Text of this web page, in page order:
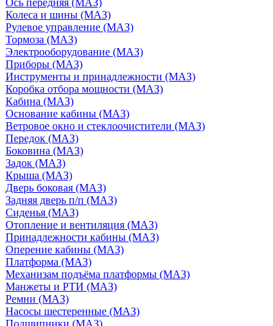
Ось передняя (МАЗ)
Колеса и шины (МАЗ)
Рулевое управление (МАЗ)
Тормоза (МАЗ)
Электрооборудование (МАЗ)
Приборы (МАЗ)
Инструменты и принадлежности (МАЗ)
Коробка отбора мощности (МАЗ)
Кабина (МАЗ)
Основание кабины (МАЗ)
Ветровое окно и стеклоочистители (МАЗ)
Передок (МАЗ)
Боковина (МАЗ)
Задок (МАЗ)
Крыша (МАЗ)
Дверь боковая (МАЗ)
Задняя дверь п/п (МАЗ)
Сиденья (МАЗ)
Отопление и вентиляция (МАЗ)
Принадлежности кабины (МАЗ)
Оперение кабины (МАЗ)
Платформа (МАЗ)
Механизам подъёма платформы (МАЗ)
Манжеты и РТИ (МАЗ)
Ремни (МАЗ)
Насосы шестеренные (МАЗ)
Подшипники (МАЗ)